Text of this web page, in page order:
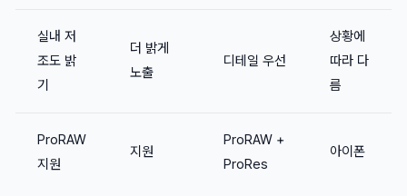
실내 저
조도 밝
기
더 밝게
노출
디테일 우선
상황에
따라 다
름
ProRAW
지원
지원
ProRAW +
ProRes
아이폰